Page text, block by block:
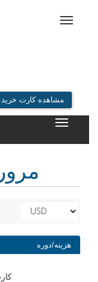
Toggle
مشاهده کارت خرید
Toggle
هزینه/دوره